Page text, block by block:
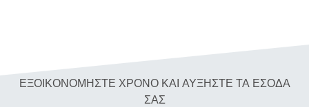
ΕΞΟΙΚΟΝΟΜΉΣΤΕ ΧΡΌΝΟ ΚΑΙ ΑΥΞΉΣΤΕ ΤΑ ΈΣΟΔΑ
ΣΑΣ